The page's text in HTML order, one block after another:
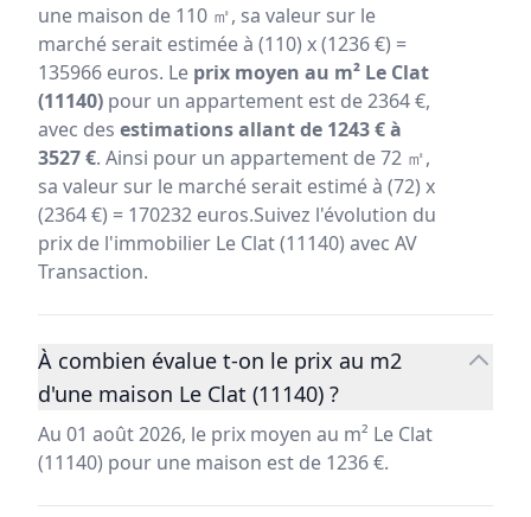
une maison de 110 ㎡, sa valeur sur le
marché serait estimée à (110) x (1236 €) =
135966 euros. Le prix moyen au m² Le Clat
(11140) pour un appartement est de 2364 €,
avec des estimations allant de 1243 € à
3527 €. Ainsi pour un appartement de 72 ㎡,
sa valeur sur le marché serait estimé à (72) x
(2364 €) = 170232 euros.Suivez l'évolution du
prix de l'immobilier Le Clat (11140) avec AV
Transaction.
À combien évalue t-on le prix au m2
d'une maison Le Clat (11140) ?
Au 01 août 2026, le prix moyen au m² Le Clat
(11140) pour une maison est de 1236 €.